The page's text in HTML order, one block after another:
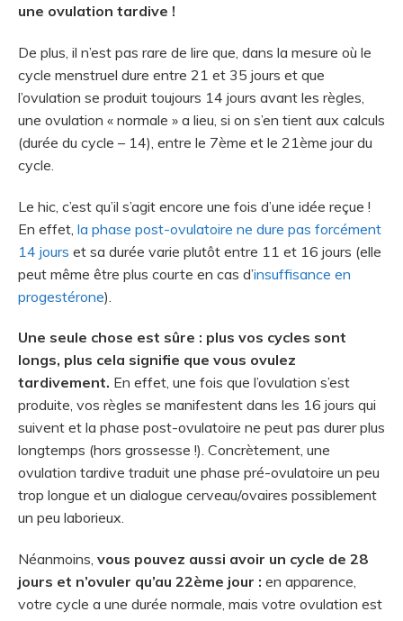
une ovulation tardive !
De plus, il n’est pas rare de lire que, dans la mesure où le
cycle menstruel dure entre 21 et 35 jours et que
l’ovulation se produit toujours 14 jours avant les règles,
une ovulation « normale » a lieu, si on s’en tient aux calculs
(durée du cycle – 14), entre le 7ème et le 21ème jour du
cycle.
Le hic, c’est qu’il s’agit encore une fois d’une idée reçue !
En effet, la phase post-ovulatoire ne dure pas forcément
14 jours et sa durée varie plutôt entre 11 et 16 jours (elle
peut même être plus courte en cas d’insuffisance en
progestérone).
Une seule chose est sûre : plus vos cycles sont
longs, plus cela signifie que vous ovulez
tardivement. En effet, une fois que l’ovulation s’est
produite, vos règles se manifestent dans les 16 jours qui
suivent et la phase post-ovulatoire ne peut pas durer plus
longtemps (hors grossesse !). Concrètement, une
ovulation tardive traduit une phase pré-ovulatoire un peu
trop longue et un dialogue cerveau/ovaires possiblement
un peu laborieux.
Néanmoins, vous pouvez aussi avoir un cycle de 28
jours et n’ovuler qu’au 22ème jour : en apparence,
votre cycle a une durée normale, mais votre ovulation est